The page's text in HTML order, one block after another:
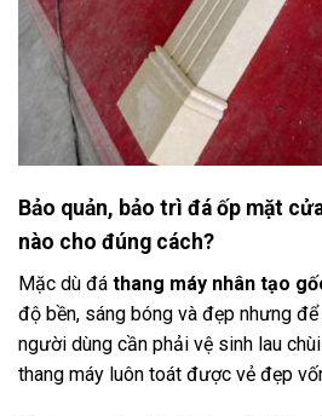
Bảo quản, bảo trì đá ốp mặt
nào cho đúng cách?
Mặc dù đá thang máy nhân tạo
độ bền, sáng bóng và đẹp nhưng
người dùng cần phải vệ sinh lau
thang máy luôn toát được vẻ đẹp